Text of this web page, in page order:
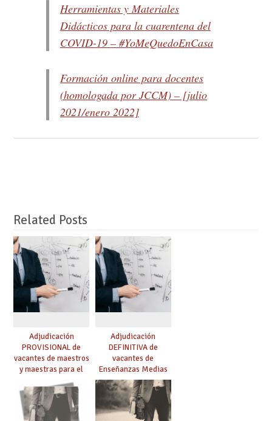
Herramientas y Materiales
Didácticos para la cuarentena del
COVID-19 – #YoMeQuedoEnCasa
Formación online para docentes
(homologada por JCCM) – [julio
2021/enero 2022]
Related Posts
Adjudicación
PROVISIONAL de
vacantes de maestros
y maestras para el
curso 26-27
Adjudicación
DEFINITIVA de
vacantes de
Enseñanzas Medias
para el curso 26-27